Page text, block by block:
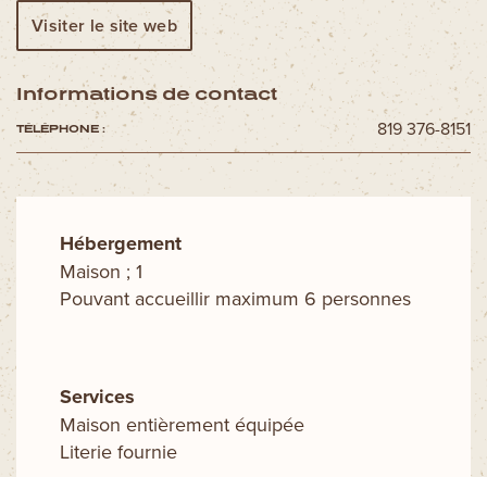
Cartes et brochures
Accueil de groupe
La Tuque et ses régions
Ski La Tuque
Concours
Infos pratiques
Visiter le site web
Informations de contact
TÉLÉPHONE : 819 376-8151
Hébergement
Maison ; 1
Pouvant accueillir maximum 6 personnes
Services
Maison entièrement équipée
Literie fournie